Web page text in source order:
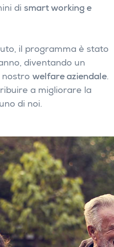
di smart working e
il programma è stato
diventando un
nostro welfare aziendale.
a migliorare la
di noi.